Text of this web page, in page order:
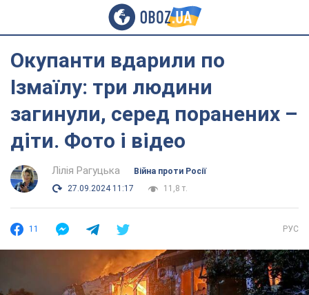
Окупанти вдарили по
Ізмаїлу: три людини
загинули, серед поранених –
діти. Фото і відео
Лілія Рагуцька
Війна проти Росії
27.09.2024 11:17
11,8 т.
11 РУС